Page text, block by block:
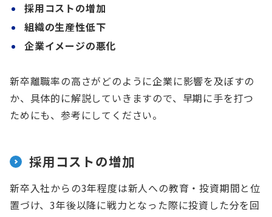
採用コストの増加
組織の生産性低下
企業イメージの悪化
新卒離職率の高さがどのように企業に影響を及ぼすの
か、具体的に解説していきますので、早期に手を打つ
ためにも、参考にしてください。
採用コストの増加
新卒入社からの3年程度は新人への教育・投資期間と位
置づけ、3年後以降に戦力となった際に投資した分を回